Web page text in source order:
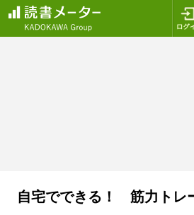
自宅でできる！ 筋力トレ